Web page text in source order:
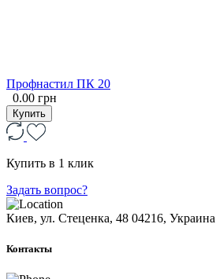
Профнастил ПК 20
0.00 грн
Купить
Купить в 1 клик
Задать вопрос?
Киев, ул. Стеценка, 48 04216, Украина
Контакты